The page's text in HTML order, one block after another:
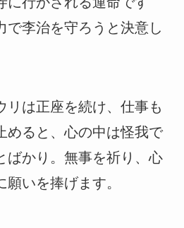
で李治を守ろうと決意し
リは正座を続け、仕事も
めると、心の中は怪我で
ばかり。無事を祈り、心
いを捧げます。